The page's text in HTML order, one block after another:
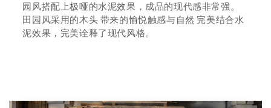
园风搭配上极哑的水泥效果，成品的现代感非常强。
田园风采用的木头 带来的愉悦触感与自然 完美结合水
泥效果，完美诠释了现代风格。